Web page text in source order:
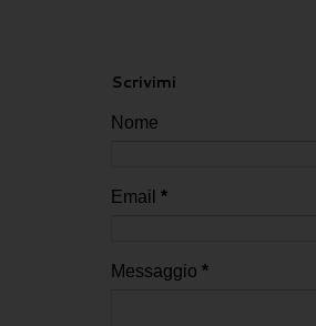
Scrivimi
Nome
Email *
Messaggio *